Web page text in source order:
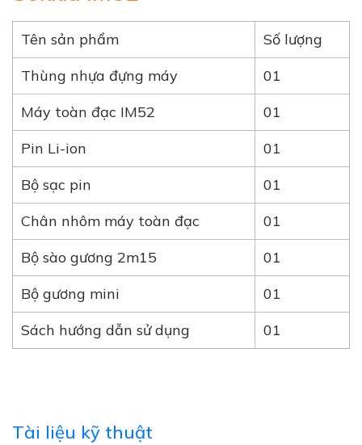
Tên sản phẩm
Số lượng
Thùng nhựa đựng máy
01
Máy toàn đạc IM52
01
Pin Li-ion
01
Bộ sạc pin
01
Chân nhôm máy toàn đạc
01
Bộ sào gương 2m15
01
Bộ gương mini
01
Sách hướng dẫn sử dụng
01
Tài liệu kỹ thuật